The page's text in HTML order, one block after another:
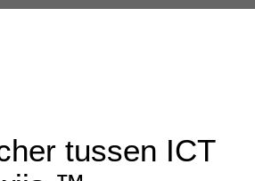
tussen ICT